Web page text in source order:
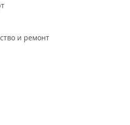
и ремонт